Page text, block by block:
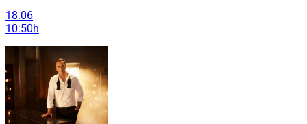
18.06
10:50h